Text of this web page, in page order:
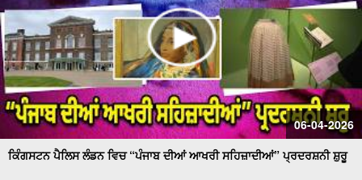
06-04-2026
ਕਿੰਗਸਟਨ ਪੈਲਿਸ ਲੰਡਨ ਵਿਚ “ਪੰਜਾਬ ਦੀਆਂ ਆਖਰੀ ਸਹਿਜ਼ਾਦੀਆਂ” ਪ੍ਰਦਰਸ਼ਨੀ ਸ਼ੁਰੂ